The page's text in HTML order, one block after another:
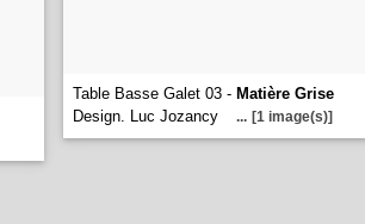
Table Basse Galet 03 - Matière Grise
Design. Luc Jozancy
... [1 image(s)]